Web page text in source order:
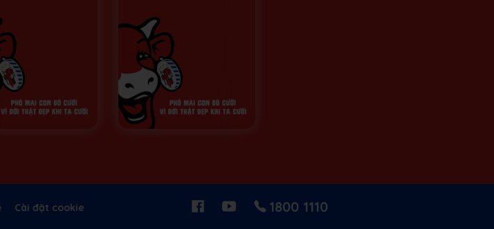
Cài đặt cookie 1800 1110